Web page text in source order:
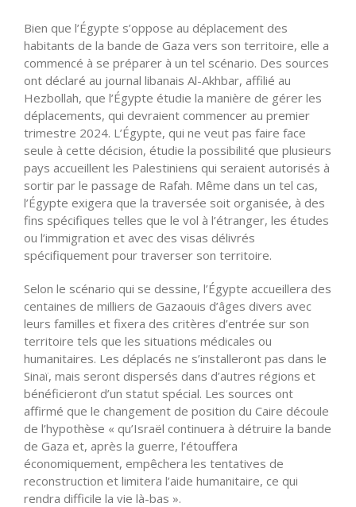
Bien que l’Égypte s’oppose au déplacement des
habitants de la bande de Gaza vers son territoire, elle a
commencé à se préparer à un tel scénario. Des sources
ont déclaré au journal libanais Al-Akhbar, affilié au
Hezbollah, que l’Égypte étudie la manière de gérer les
déplacements, qui devraient commencer au premier
trimestre 2024. L’Égypte, qui ne veut pas faire face
seule à cette décision, étudie la possibilité que plusieurs
pays accueillent les Palestiniens qui seraient autorisés à
sortir par le passage de Rafah. Même dans un tel cas,
l’Égypte exigera que la traversée soit organisée, à des
fins spécifiques telles que le vol à l’étranger, les études
ou l’immigration et avec des visas délivrés
spécifiquement pour traverser son territoire.
Selon le scénario qui se dessine, l’Égypte accueillera des
centaines de milliers de Gazaouis d’âges divers avec
leurs familles et fixera des critères d’entrée sur son
territoire tels que les situations médicales ou
humanitaires. Les déplacés ne s’installeront pas dans le
Sinaï, mais seront dispersés dans d’autres régions et
bénéficieront d’un statut spécial. Les sources ont
affirmé que le changement de position du Caire découle
de l’hypothèse « qu’Israël continuera à détruire la bande
de Gaza et, après la guerre, l’étouffera
économiquement, empêchera les tentatives de
reconstruction et limitera l’aide humanitaire, ce qui
rendra difficile la vie là-bas ».